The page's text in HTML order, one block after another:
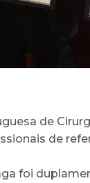
de
de
foi